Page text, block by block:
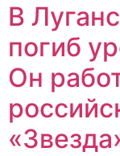
В
погиб
Он